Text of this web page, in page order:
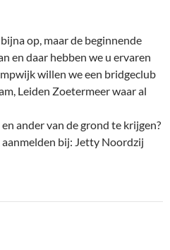
op, maar de beginnende
en daar hebben we u ervaren
willen we een bridgeclub
Leiden Zoetermeer waar al
ander van de grond te krijgen?
bij: Jetty Noordzij